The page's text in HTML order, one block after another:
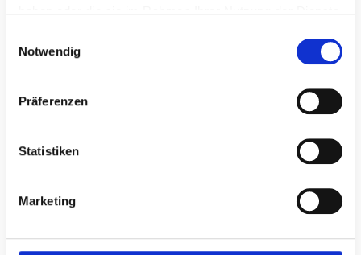
Notwendig
Präferenzen
Statistiken
Marketing
Gabriela Tietgen